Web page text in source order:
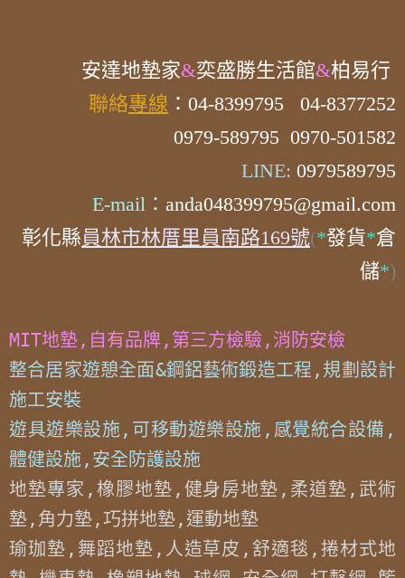
安達地墊家&奕盛勝生活館&柏易行
聯絡專線 ：04-8399795
04-8377252
0979-589795 0970-501582
LINE: 0979589795
E-mail： anda048399795@gmail.com
彰化縣員林市林厝里員南路169號(*發貨*倉
儲*)
MIT地墊,自有品牌,第三方檢驗,消防安檢
整合居家遊憩全面&鋼鋁藝術鍛造工程,規劃設計
施工安裝
遊具遊樂設施,可移動遊樂設施,感覺統合設備,
體健設施,安全防護設施
地墊專家,橡膠地墊,健身房地墊,柔道墊,武術
墊,角力墊,巧拼地墊,運動地墊
瑜珈墊,舞蹈地墊,人造草皮,舒適毯,捲材式地